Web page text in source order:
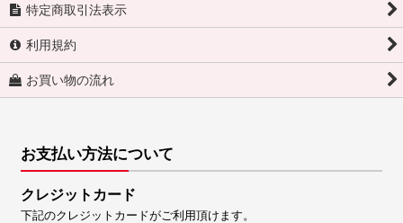
特定商取引法表示
利用規約
お買い物の流れ
お支払い方法について
クレジットカード
下記のクレジットカードがご利用頂けます。